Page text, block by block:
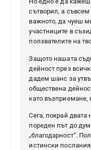
сътворил, а съвсем
важното, да чуеш
участниците в
ползвателите на
Защото нашата
дейност през
дадем шанс за
обществена
като възприемане,
Сега, покрай
пореден път до
„благодарност“.
истински